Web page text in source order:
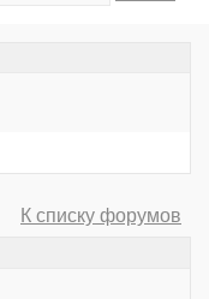
К списку форумов